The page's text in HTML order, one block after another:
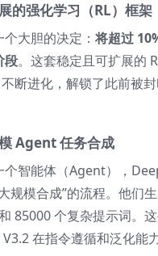
的强化学习（RL）框架
大胆的决定：将超过
段。这套稳定且可扩展的
断进化，解锁了此前被
Agent 任务合成
个智能体（Agent），
规模合成”的流程。他们
85000 个复杂提示词。
在指令遵循和泛化能